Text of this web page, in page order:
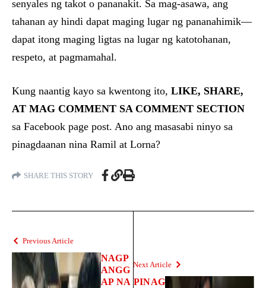
senyales ng takot o pananakit. Sa mag-asawa, ang
tahanan ay hindi dapat maging lugar ng pananahimik—
dapat itong maging ligtas na lugar ng katotohanan,
respeto, at pagmamahal.
Kung naantig kayo sa kwentong ito, LIKE, SHARE,
AT MAG COMMENT SA COMMENT SECTION
sa Facebook page post. Ano ang masasabi ninyo sa
pinagdaanan nina Ramil at Lorna?
SHARE THIS STORY
Previous Article
NAGP
ANGG
AP NA
Next Article
PINAG